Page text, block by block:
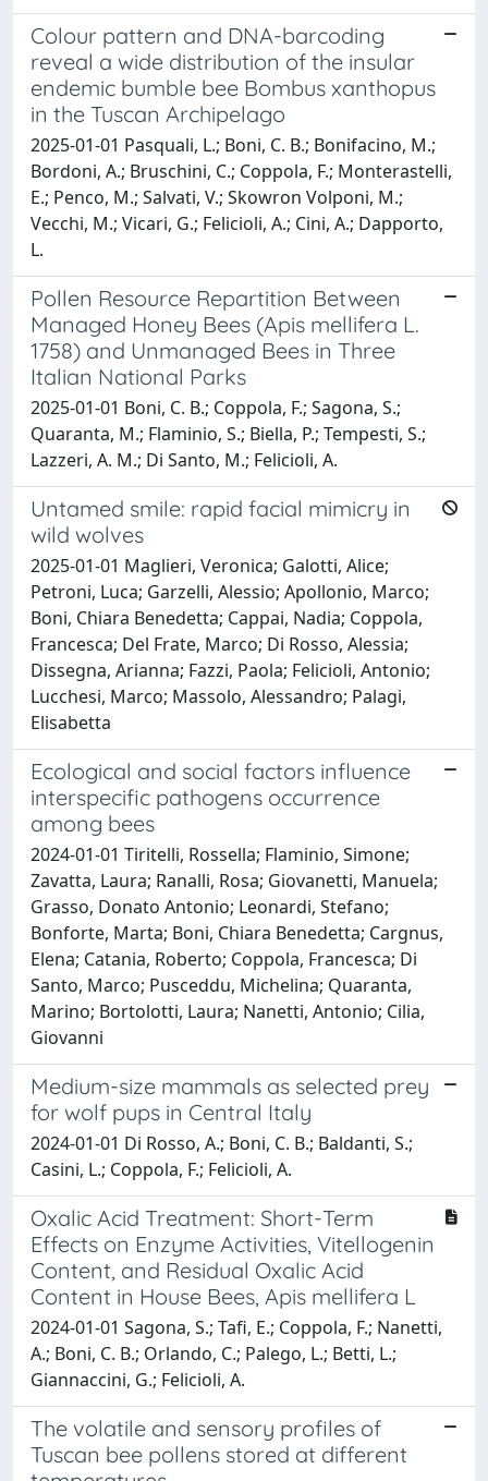
Colour pattern and DNA-barcoding
reveal a wide distribution of the insular
endemic bumble bee Bombus xanthopus
in the Tuscan Archipelago
2025-01-01 Pasquali, L.; Boni, C. B.; Bonifacino, M.;
Bordoni, A.; Bruschini, C.; Coppola, F.; Monterastelli,
E.; Penco, M.; Salvati, V.; Skowron Volponi, M.;
Vecchi, M.; Vicari, G.; Felicioli, A.; Cini, A.; Dapporto,
L.
Pollen Resource Repartition Between
Managed Honey Bees (Apis mellifera L.
1758) and Unmanaged Bees in Three
Italian National Parks
2025-01-01 Boni, C. B.; Coppola, F.; Sagona, S.;
Quaranta, M.; Flaminio, S.; Biella, P.; Tempesti, S.;
Lazzeri, A. M.; Di Santo, M.; Felicioli, A.
Untamed smile: rapid facial mimicry in
wild wolves
2025-01-01 Maglieri, Veronica; Galotti, Alice;
Petroni, Luca; Garzelli, Alessio; Apollonio, Marco;
Boni, Chiara Benedetta; Cappai, Nadia; Coppola,
Francesca; Del Frate, Marco; Di Rosso, Alessia;
Dissegna, Arianna; Fazzi, Paola; Felicioli, Antonio;
Lucchesi, Marco; Massolo, Alessandro; Palagi,
Elisabetta
Ecological and social factors influence
interspecific pathogens occurrence
among bees
2024-01-01 Tiritelli, Rossella; Flaminio, Simone;
Zavatta, Laura; Ranalli, Rosa; Giovanetti, Manuela;
Grasso, Donato Antonio; Leonardi, Stefano;
Bonforte, Marta; Boni, Chiara Benedetta; Cargnus,
Elena; Catania, Roberto; Coppola, Francesca; Di
Santo, Marco; Pusceddu, Michelina; Quaranta,
Marino; Bortolotti, Laura; Nanetti, Antonio; Cilia,
Giovanni
Medium-size mammals as selected prey
for wolf pups in Central Italy
2024-01-01 Di Rosso, A.; Boni, C. B.; Baldanti, S.;
Casini, L.; Coppola, F.; Felicioli, A.
Oxalic Acid Treatment: Short-Term
Effects on Enzyme Activities, Vitellogenin
Content, and Residual Oxalic Acid
Content in House Bees, Apis mellifera L
2024-01-01 Sagona, S.; Tafi, E.; Coppola, F.; Nanetti,
A.; Boni, C. B.; Orlando, C.; Palego, L.; Betti, L.;
Giannaccini, G.; Felicioli, A.
The volatile and sensory profiles of
Tuscan bee pollens stored at different